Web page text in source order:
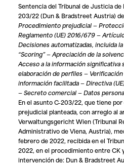
Sentencia del Tribunal de Justicia de
203/22 (Dun & Bradstreet Austria)
Procedimiento prejudicial —
Reglamento (UE) 2016/679 —
Decisiones automatizadas, incluida
“Scoring” — Apreciación de la
Acceso a la información significativa
elaboración de perfiles —
información facilitada — Directiva
— Secreto comercial — Datos
En el asunto C‑203/22, que tiene
prejudicial planteada, con arreglo al
Verwaltungsgericht Wien (Tribunal
Administrativo de Viena, Austria),
febrero de 2022, recibida en el
2022, en el procedimiento entreCK
intervención de: Dun & Bradstreet